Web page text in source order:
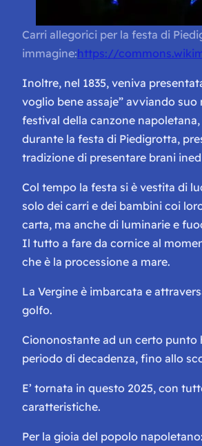
Carri allegorici per la festa di
immagine:https://
Inoltre, nel 1835, veniva
voglio bene assaje” avviando suo
festival della canzone napoletana
durante la festa di Piedigrotta,
tradizione di presentare brani
Col tempo la festa si è vestita di
solo dei carri e dei bambini coi
carta, ma anche di luminarie e
Il tutto a fare da cornice al
che è la processione a mare.
La Vergine è imbarcata e
golfo.
Ciononostante ad un certo punto
periodo di decadenza, fino allo
E’ tornata in questo 2025, con
caratteristiche.
Per la gioia del popolo